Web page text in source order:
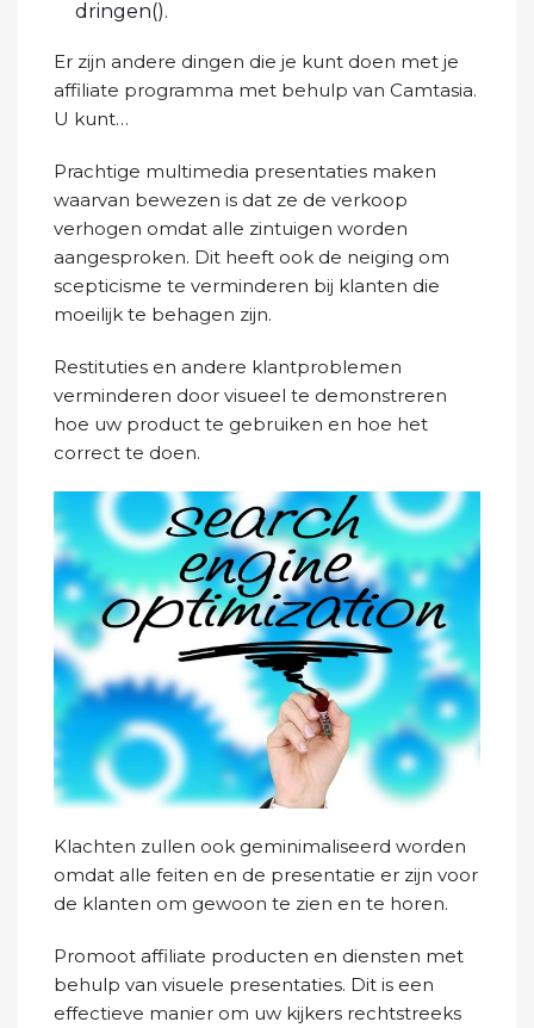
dringen().
Er zijn andere dingen die je kunt doen met je
affiliate programma met behulp van Camtasia.
U kunt…
Prachtige multimedia presentaties maken
waarvan bewezen is dat ze de verkoop
verhogen omdat alle zintuigen worden
aangesproken. Dit heeft ook de neiging om
scepticisme te verminderen bij klanten die
moeilijk te behagen zijn.
Restituties en andere klantproblemen
verminderen door visueel te demonstreren
hoe uw product te gebruiken en hoe het
correct te doen.
Klachten zullen ook geminimaliseerd worden
omdat alle feiten en de presentatie er zijn voor
de klanten om gewoon te zien en te horen.
Promoot affiliate producten en diensten met
behulp van visuele presentaties. Dit is een
effectieve manier om uw kijkers rechtstreeks